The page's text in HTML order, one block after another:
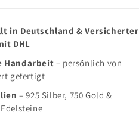
in Deutschland & Versicherter
DHL
Handarbeit – persönlich von
gefertigt
– 925 Silber, 750 Gold &